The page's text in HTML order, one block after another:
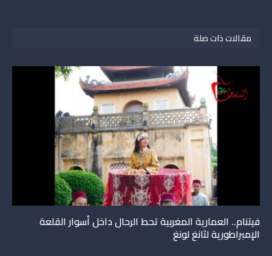
مقالات ذات صلة
فيتنام.. العمارية المغربية تحط الرحال داخل أسوار القلعة
الإمبراطورية لثانغ لونغ